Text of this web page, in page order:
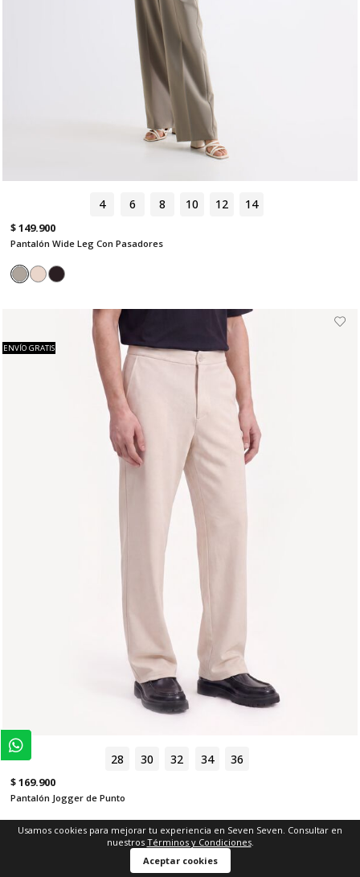
4 6 8 10 12 14
$ 149.900
Pantalón Wide Leg Con Pasadores
28 30 32 34 36
ENVÍO GRATIS
$ 169.900
Pantalón Jogger de Punto
Usamos cookies para mejorar tu experiencia en Seven Seven. Consultar en
nuestros Términos y Condiciones.
Aceptar cookies